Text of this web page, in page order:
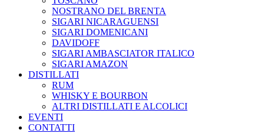
NOSTRANO DEL BRENTA
SIGARI NICARAGUENSI
SIGARI DOMENICANI
DAVIDOFF
SIGARI AMBASCIATOR ITALICO
SIGARI AMAZON
DISTILLATI
RUM
WHISKY E BOURBON
ALTRI DISTILLATI E ALCOLICI
EVENTI
CONTATTI